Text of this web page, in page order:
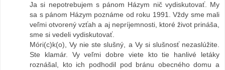
Ja si nepotrebujem s pánom Házym nič vydiskutovať. My
sa s pánom Házym poznáme od roku 1991. Vždy sme mali
veľmi otvorený vzťah a aj nepríjemnosti, ktoré život prináša,
sme si vedeli vydiskutovať.
Móri(c)k(o), Vy nie ste slušný, a Vy si slušnosť nezaslúžite.
Ste klamár. Vy veľmi dobre viete kto tie hanlivé letáky
roznášal, kto ich podhodil pod bránu obecného domu a